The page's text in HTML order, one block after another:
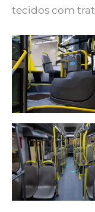
tecidos com